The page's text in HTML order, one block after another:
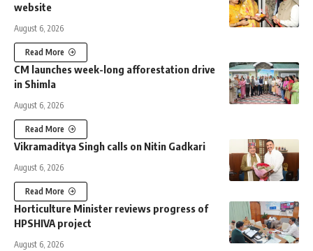
website
August 6, 2026
Read More
CM launches week-long afforestation drive
in Shimla
August 6, 2026
Read More
Vikramaditya Singh calls on Nitin Gadkari
August 6, 2026
Read More
Horticulture Minister reviews progress of
HPSHIVA project
August 6, 2026